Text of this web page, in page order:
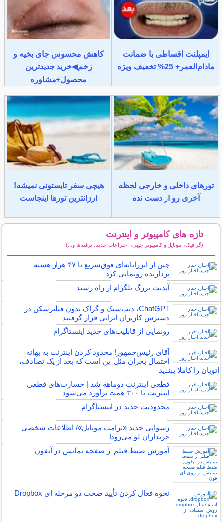
ایمپلنت اقساطی با ضمانت
مادام‌العمر+ 25% تخفیف ویژه
کاهش محسوس جای بخیه و
زخم◀خرید جدیدترین
محصول+مشاوره
تورهای داخلی و خارجی لحظه
آخری رو از دست نده
هیچی سفر تابستونی نمیشه!
ارزانترین تورها اینجاست
تازه های کامپیوتر و اینترنت
(گرافیک، موبایل و کامپیوتر جیبی، اختراعات جدید، ترفندها و...)
چین از ابررایانه‌ای فوق‌سریع با ۴۷ هزار هسته
پردازنده رونمایی کرد
آپدیت بزرگ تلگرام از راه رسید
ChatGPT، دیپ‌سیک و گراک بدون فیلترشکن در
دسترس کاربران ایرانی قرار گرفتند
رونمایی از قابلیت‌های جدید اینستاگرام
آقای رئیس‌جمهور! محدود کردن اینترنت به بهانه
احتمال بحران مثل این است که بعد از یک تصادف،
اتوبان را کاملا ببندید
قطعی اینترنت دوماهه شد | خسارت‌های قطعی
اینترنت تا ۳۰۰ همت برآورد می‌شود
محدودیت جدید در اینستاگرام
رسوایی جدید «ترامپ موبایل»/ اطلاعات شخصی
خریداران لو می‌رود!
آموزش ضبط فیلم از صفحه نمایش در آیفون
نحوه فعال کردن تأیید صحت دو مرحله ای Dropbox